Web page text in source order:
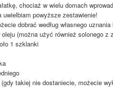
chociaż w wielu domach
powyższe zestawienie!
dobrać według własnego
(można użyć również solonego z
1 szklanki
takiej nie dostaniecie, możecie